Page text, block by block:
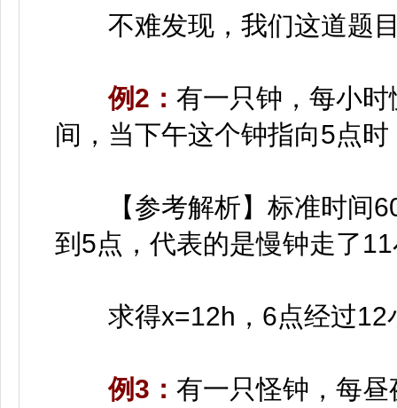
不难发现，我们这道题目
例2： 有一只钟，每小
间，当下午这个钟指向5点
【参考解析】标准时间
到5点，代表的是慢钟走了
求得x=12h，6点经过12
例3： 有一只怪钟，每